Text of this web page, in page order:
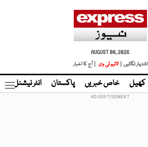
AUGUST 08, 2026
اشتہار لگائیں |
لائیو ٹی وی | آج کا اخبار
کھیل خاص خبریں پاکستان انٹر نیشنل